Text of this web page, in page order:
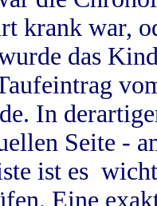
krank war,
das
In
Seite -
ist es
Eine